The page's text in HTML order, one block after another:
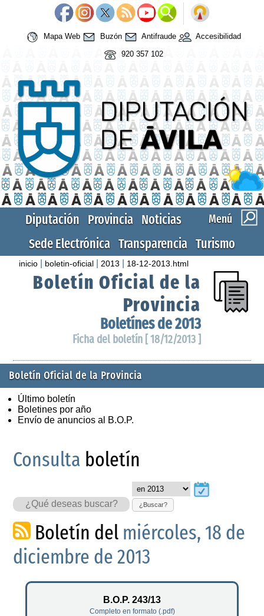
Mapa Web Buzón Antifraude
Accesibilidad
920 357 102
Menú
Diputación Provincia Noticias
Sede Electrónica Transparencia Turismo
inicio boletin-oficial 2013 18-12-2013.html
Boletín Oficial de la
Provincia
Boletínes de 2013
Ficha del boletín [ 18/12/2013 ]
Boletín Oficial de la Provincia
Último boletín
Boletines por año
Envío de anuncios al B.O.P.
Consulta boletín
¿Buscar?
Boletín del miércoles, 18 de
diciembre de 2013
B.O.P. 243/13
Completo en formato (.pdf)